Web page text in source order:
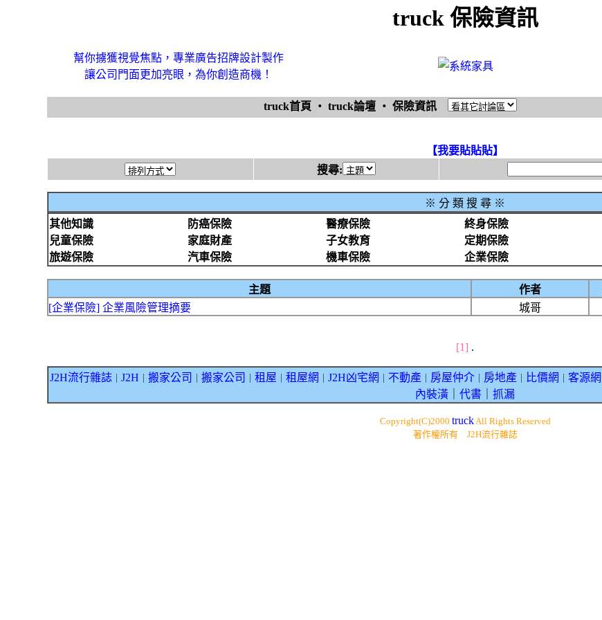
truck 保險資訊
幫你擄獲視覺焦點，專業廣告招牌設計製作
讓公司門面更加亮眼，為你創造商機！
truck首頁 ‧ truck論壇 ‧ 保險資訊
【我要貼貼貼】
搜尋:
※ 分 類 搜 尋 ※
其他知識
防癌保險 醫療保險 終身保險
兒童保險
家庭財產 子女教育 定期保險
旅遊保險
汽車保險 機車保險 企業保險
主題 作者
[企業保險] 企業風險管理摘要
城哥
[1] .
J2H流行雜誌｜ J2H 搬家公司 搬家公司 租屋 租屋網 J2H凶宅網 不動產｜ 房屋仲介｜ 房地產｜ 比價網 客源網
內裝潢
代書 抓漏
Copyright(C)2000 truckAll Rights Reserved
著作權所有 J2H流行雜誌